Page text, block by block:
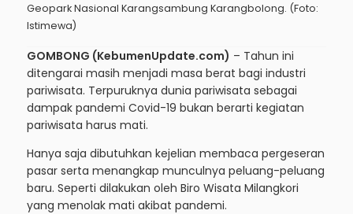
Geopark Nasional Karangsambung Karangbolong. (Foto:
Istimewa)
GOMBONG (KebumenUpdate.com) – Tahun ini
ditengarai masih menjadi masa berat bagi industri
pariwisata. Terpuruknya dunia pariwisata sebagai
dampak pandemi Covid-19 bukan berarti kegiatan
pariwisata harus mati.
Hanya saja dibutuhkan kejelian membaca pergeseran
pasar serta menangkap munculnya peluang-peluang
baru. Seperti dilakukan oleh Biro Wisata Milangkori
yang menolak mati akibat pandemi.